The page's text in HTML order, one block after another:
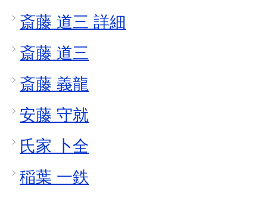
斎藤 道三 詳細
斎藤 道三
斎藤 義龍
安藤 守就
氏家 卜全
稲葉 一鉄